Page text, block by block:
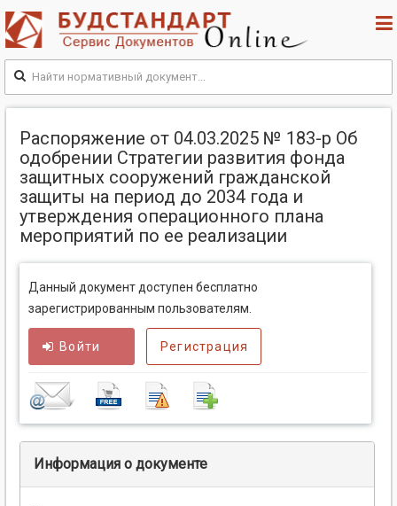
Распоряжение от 04.03.2025 № 183-р Об
одобрении Стратегии развития фонда
защитных сооружений гражданской
защиты на период до 2034 года и
утверждения операционного плана
мероприятий по ее реализации
Данный документ доступен бесплатно
зарегистрированным пользователям.
Войти Регистрация
Информация о документе